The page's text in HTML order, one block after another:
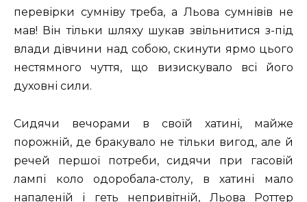
перевірки сумніву треба, а Льова сумнівів не
мав! Він тільки шляху шукав звільнитися з-під
влади дівчини над собою, скинути ярмо цього
нестямного чуття, що визискувало всі його
духовні сили.
Сидячи вечорами в своїй хатині, майже
порожній, де бракувало не тільки вигод, але й
речей першої потреби, сидячи при гасовій
лампі коло одоробала-столу, в хатині мало
напаленій і геть непривітній, Льова Роттер